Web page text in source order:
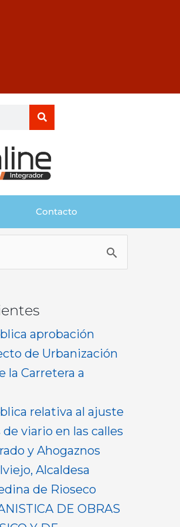
Buscar
Contacto
aprobación
de Urbanización
la Carretera a
relativa al ajuste
viario en las calles
y Ahogaznos
Alcaldesa
de Rioseco
DE OBRAS